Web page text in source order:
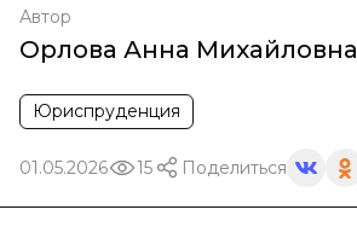
Автор
Орлова Анна Михайловна
Юриспруденция
01.05.2026 15 Поделиться